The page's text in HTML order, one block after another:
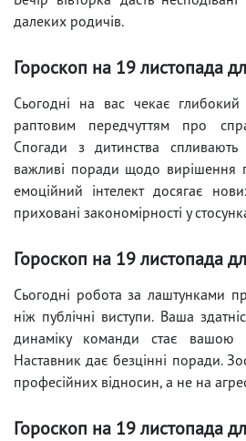
далеких родичів.
Гороскоп на 19 листопада
Сьогодні на вас чекає глибокий
раптовим передчуттям про
Спогади з дитинства
важливі поради щодо вирішення
емоційний інтелект досягає
приховані закономірності у
Гороскоп на 19 листопада
Сьогодні робота за лаштунками
ніж публічні виступи. Ваша
динаміку команди стає вашою
Наставник дає безцінні поради.
професійних відносин, а не на
Гороскоп на 19 листопада